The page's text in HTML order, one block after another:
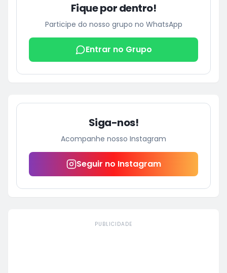
Fique por dentro!
Participe do nosso grupo no WhatsApp
Entrar no Grupo
Siga-nos!
Acompanhe nosso Instagram
Seguir no Instagram
PUBLICIDADE